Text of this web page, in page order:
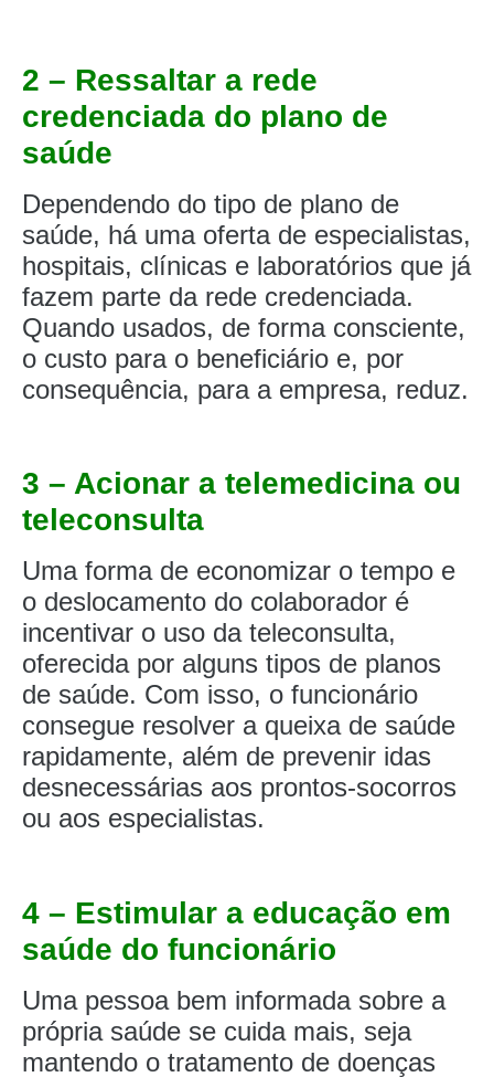
2 – Ressaltar a rede
credenciada do plano de
saúde
Dependendo do tipo de plano de
saúde, há uma oferta de especialistas,
hospitais, clínicas e laboratórios que já
fazem parte da rede credenciada.
Quando usados, de forma consciente,
o custo para o beneficiário e, por
consequência, para a empresa, reduz.
3 – Acionar a telemedicina ou
teleconsulta
Uma forma de economizar o tempo e
o deslocamento do colaborador é
incentivar o uso da teleconsulta,
oferecida por alguns tipos de planos
de saúde. Com isso, o funcionário
consegue resolver a queixa de saúde
rapidamente, além de prevenir idas
desnecessárias aos prontos-socorros
ou aos especialistas.
4 – Estimular a educação em
saúde do funcionário
Uma pessoa bem informada sobre a
própria saúde se cuida mais, seja
mantendo o tratamento de doenças